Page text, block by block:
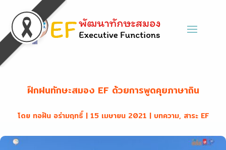
ฝึกฝนทักษะสมอง EF ด้วยการพูดคุยภาษาถิ่น
โดย ทอฝัน อร่ามฤทธิ์ | 15 เมษายน 2021 | บทความ, สาระ EF